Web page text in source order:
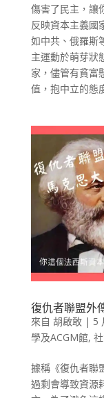
傷害了民主，讓
反映資本主義國
如中共、俄羅斯
主運動於萌芽狀
家，儘管有貧富
值，抱中立的態
復仇者聯盟外
來自 胡啟敢| 5
學及ACGM館,
據稱《復仇者聯
過剩會導致資源